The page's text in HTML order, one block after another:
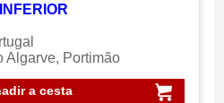
Algarve, Portimão
a cesta